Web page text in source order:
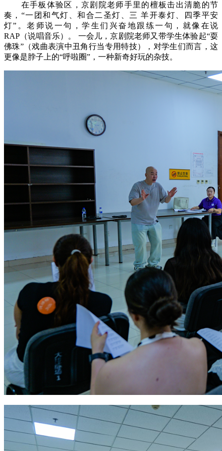
在手板体验区，京剧院老师手里的檀板击出清脆的节
奏，“一团和气灯、和合二圣灯、三 羊开泰灯、四季平安
灯”。老师说一句，学生们兴奋地跟练一句，就像在说
RAP（说唱音乐）。 一会儿，京剧院老师又带学生体验起“耍
佛珠”（戏曲表演中丑角行当专用特技），对学生们而言，这
更像是脖子上的“呼啦圈”，一种新奇好玩的杂技。